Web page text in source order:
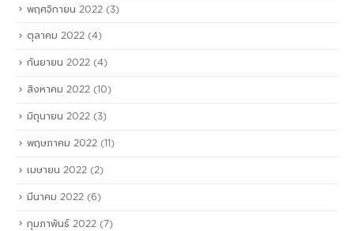
พฤศจิกายน 2022 (3)
ตุลาคม 2022 (4)
กันยายน 2022 (4)
สิงหาคม 2022 (10)
มิถุนายน 2022 (3)
พฤษภาคม 2022 (11)
เมษายน 2022 (2)
มีนาคม 2022 (6)
กุมภาพันธ์ 2022 (7)